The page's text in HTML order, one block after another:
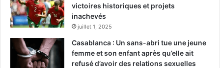
victoires historiques et projets
inachevés
juillet 1, 2025
Casablanca : Un sans-abri tue une jeune
femme et son enfant après qu’elle ait
refusé d’avoir des relations sexuelles